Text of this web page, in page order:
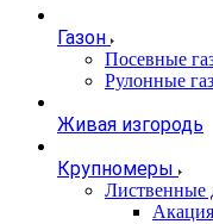
Газон
Посевные
Рулонные
Живая изгородь
Крупномеры
Лиственные
Акация